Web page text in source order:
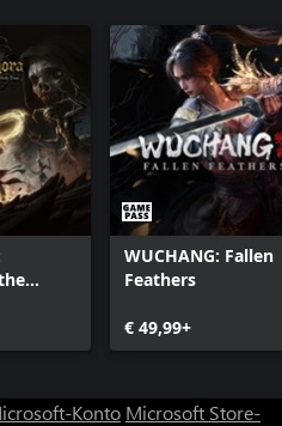
WUCHANG: Fallen
Feathers
€ 49,99+
Konto Microsoft Store-